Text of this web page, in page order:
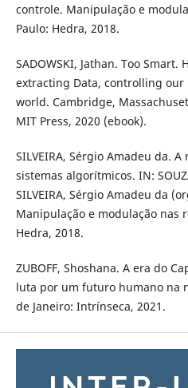
controle. Manipulação e
Paulo: Hedra, 2018.
SADOWSKI, Jathan. Too
extracting Data, controlling
world. Cambridge,
MIT Press, 2020 (ebook).
SILVEIRA, Sérgio Amadeu da.
sistemas algorítmicos. IN:
SILVEIRA, Sérgio Amadeu da
Manipulação e modulação nas
Hedra, 2018.
ZUBOFF, Shoshana. A era do
luta por um futuro humano na
de Janeiro: Intrínseca, 2021.